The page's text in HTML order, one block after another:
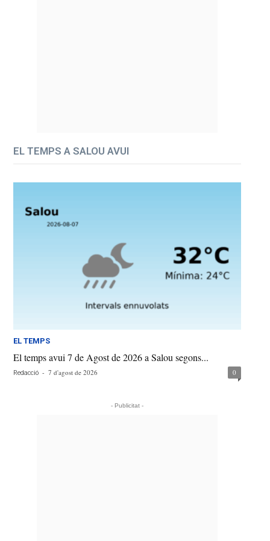
EL TEMPS A SALOU AVUI
EL TEMPS
El temps avui 7 de Agost de 2026 a Salou segons...
Redacció - 7 d'agost de 2026 0
- Publicitat -